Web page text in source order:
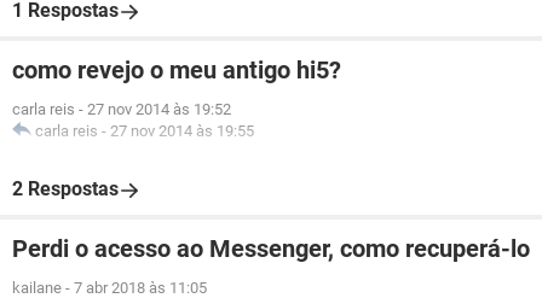
1 Respostas
como revejo o meu antigo hi5?
carla reis - 27 nov 2014 às 19:52
carla reis - 27 nov 2014 às 19:55
2 Respostas
Perdi o acesso ao Messenger, como recuperá-lo
kailane - 7 abr 2018 às 11:05